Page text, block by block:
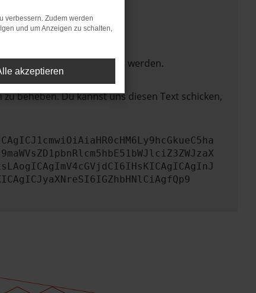
nicht mehr unterstützt werden.
beheben. Du kannst uns diesen Text schicken,
verbessern. Zudem werden
und um Anzeigen zu schalten,
akzeptieren